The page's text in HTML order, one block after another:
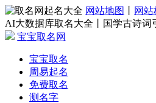
网站地图 网
AI大数据库取名大全丨国学古诗词
宝宝取名网
宝宝取名
周易起名
免费取名
测名字